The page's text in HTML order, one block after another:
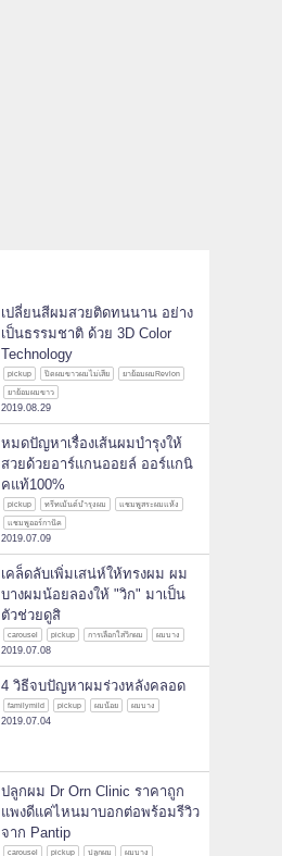
เปลี่ยนสีผมสวยติดทนนาน อย่าง
เป็นธรรมชาติ ด้วย 3D Color
Technology
pickup ปิดผมขาวผมไม่เสีย
ยาย้อมผมRevlon
ยาย้อมผมขาว
2019.08.29
หมดปัญหาเรื่องเส้นผมบำรุงให้
สวยด้วยอาร์แกนออยล์ ออร์แกนิ
คแท้100%
pickup ทรีทเม้นต์บำรุงผม
แชมพูสระผมแห้ง
แชมพูออร์กานิค
2019.07.09
เคล็ดลับเพิ่มเสน่ห์ให้ทรงผม ผม
บางผมน้อยลองให้ "วิก" มาเป็น
ตัวช่วยดูสิ
carousel pickup การเลือกใส่วิกผม ผมบาง
2019.07.08
4 วิธีจบปัญหาผมร่วงหลังคลอด
familymild pickup ผมน้อย ผมบาง
2019.07.04
ปลูกผม Dr Orn Clinic ราคาถูก
แพงดีแค่ไหนมาบอกต่อพร้อมรีวิว
จาก Pantip
carousel pickup ปลูกผม ผมบาง